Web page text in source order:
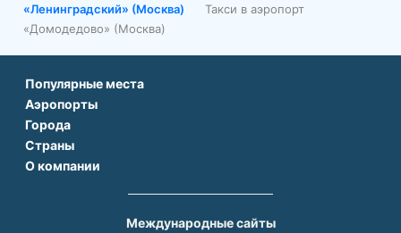
«Ленинградский» (Москва)
Такси в аэропорт
«Домодедово» (Москва)
Популярные места
Аэропорт Подгорицы
Аэропорт Белграда
Аэропорт Дубая
Аэропорты
Аэропорт Антальи
Аэропорт Тбилиси
Аэропорт Барселоны
Города
Трансфер в Париже
Трансфер в Дубае
Трансфер в Риме
Трансфер в Белеке
Страны
Трансфер во Франции
Трансфер в Турции
Трансфер в Грузии
О компании
Международные сайты